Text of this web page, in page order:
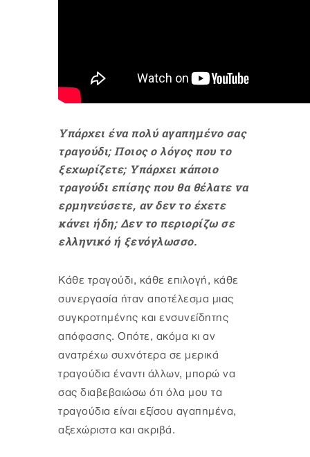
Υπάρχει ένα πολύ αγαπημένο σας
τραγούδι; Ποιος ο λόγος που το
ξεχωρίζετε; Υπάρχει κάποιο
τραγούδι επίσης που θα θέλατε να
ερμηνεύσετε, αν δεν το έχετε
κάνει ήδη; Δεν το περιορίζω σε
ελληνικό ή ξενόγλωσσο.
Κάθε τραγούδι, κάθε επιλογή, κάθε
συνεργασία ήταν αποτέλεσμα μιας
συγκροτημένης και ενσυνείδητης
απόφασης. Οπότε, ακόμα κι αν
ανατρέχω συχνότερα σε μερικά
τραγούδια έναντι άλλων, μπορώ να
σας διαβεβαιώσω ότι όλα μου τα
τραγούδια είναι εξίσου αγαπημένα,
αξεχώριστα και ακριβά.